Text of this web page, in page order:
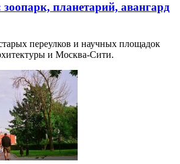
планетарий, авангард
переулков и научных площадок
и Москва-Сити.